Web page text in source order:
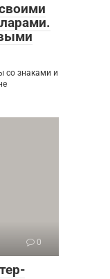
со знаками и
0